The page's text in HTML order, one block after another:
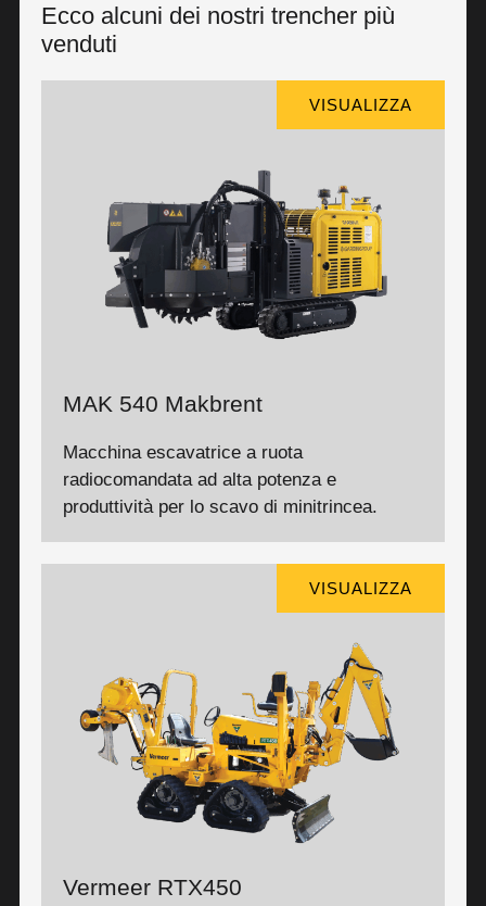
Ecco alcuni dei nostri trencher più
venduti
VISUALIZZA
MAK 540 Makbrent
Macchina escavatrice a ruota
radiocomandata ad alta potenza e
produttività per lo scavo di minitrincea.
VISUALIZZA
Vermeer RTX450